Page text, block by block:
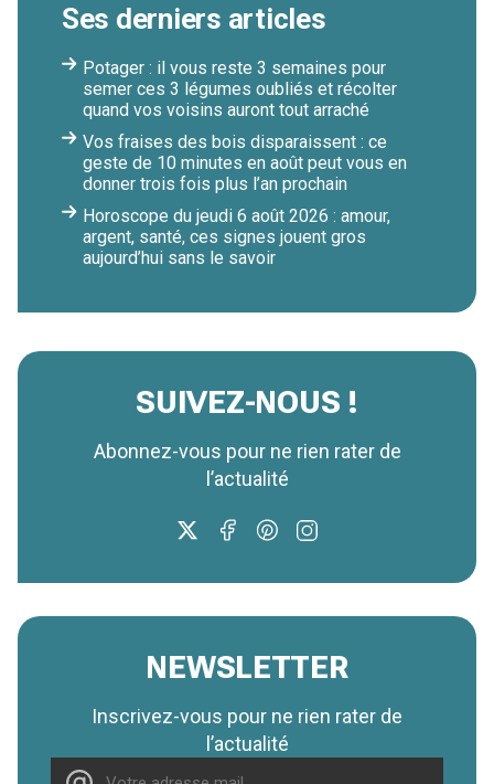
Ses derniers articles
Potager : il vous reste 3 semaines pour
semer ces 3 légumes oubliés et récolter
quand vos voisins auront tout arraché
Vos fraises des bois disparaissent : ce
geste de 10 minutes en août peut vous en
donner trois fois plus l’an prochain
Horoscope du jeudi 6 août 2026 : amour,
argent, santé, ces signes jouent gros
aujourd’hui sans le savoir
SUIVEZ-NOUS !
Abonnez-vous pour ne rien rater de
l’actualité
NEWSLETTER
Inscrivez-vous pour ne rien rater de
l’actualité